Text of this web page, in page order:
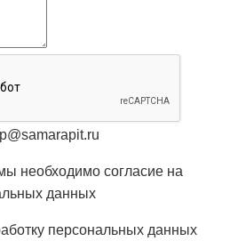
необходимо согласие на
данных
персональных данных